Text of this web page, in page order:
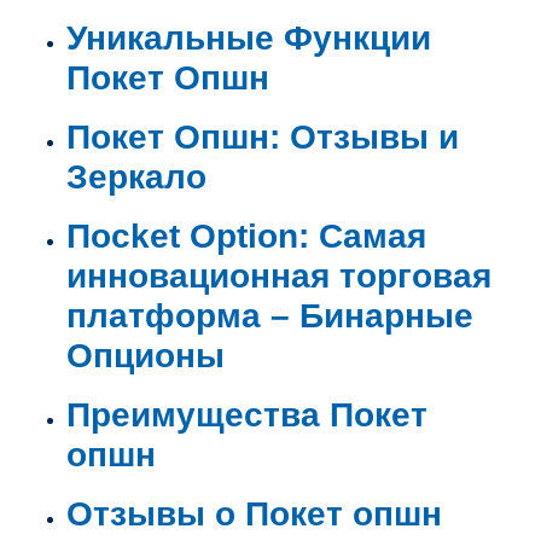
Уникальные Функции
Покет Опшн
Покет Опшн: Отзывы и
Зеркало
Пocket Option: Самая
инновационная торговая
платформа – Бинарные
Опционы
Преимущества Покет
опшн
Отзывы о Покет опшн